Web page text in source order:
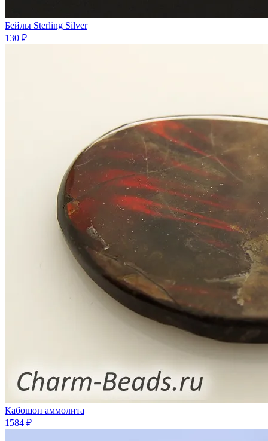
Бейлы Sterling Silver
130 ₽
Кабошон аммолита
1584 ₽